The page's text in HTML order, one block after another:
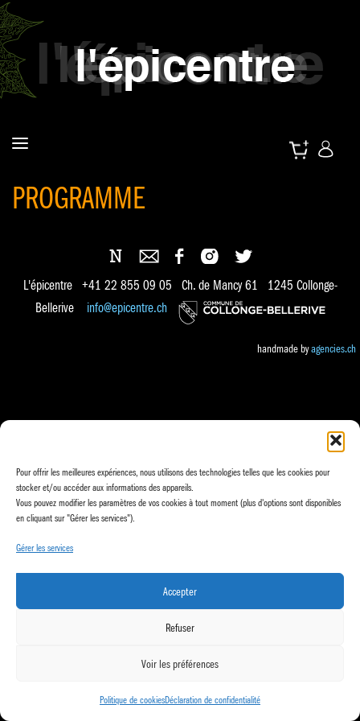
Pour offrir les meilleures expériences, nous utilisons des technologies telles que les cookies pour
stocker et/ou accéder aux informations des appareils.
Vous pouvez modifier les paramètres de vos cookies à tout moment (plus d'options sont disponibles
en cliquant sur "Gérer les services").
Gérer les services
Accepter
Refuser
Voir les préférences
Politique de cookiesDéclaration de confidentialité
PROGRAMME
L'épicentre +41 22 855 09 05 Ch. de Mancy 61 1245 Collonge-
Bellerive info@epicentre.ch
handmade byagencies.ch